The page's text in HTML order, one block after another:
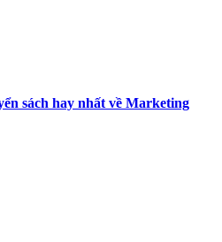
sách hay nhất về Marketing